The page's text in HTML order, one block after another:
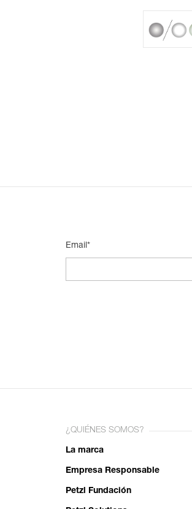
Email*
¿QUIÉNES SOMOS?
La marca
Empresa Responsable
Petzl Fundación